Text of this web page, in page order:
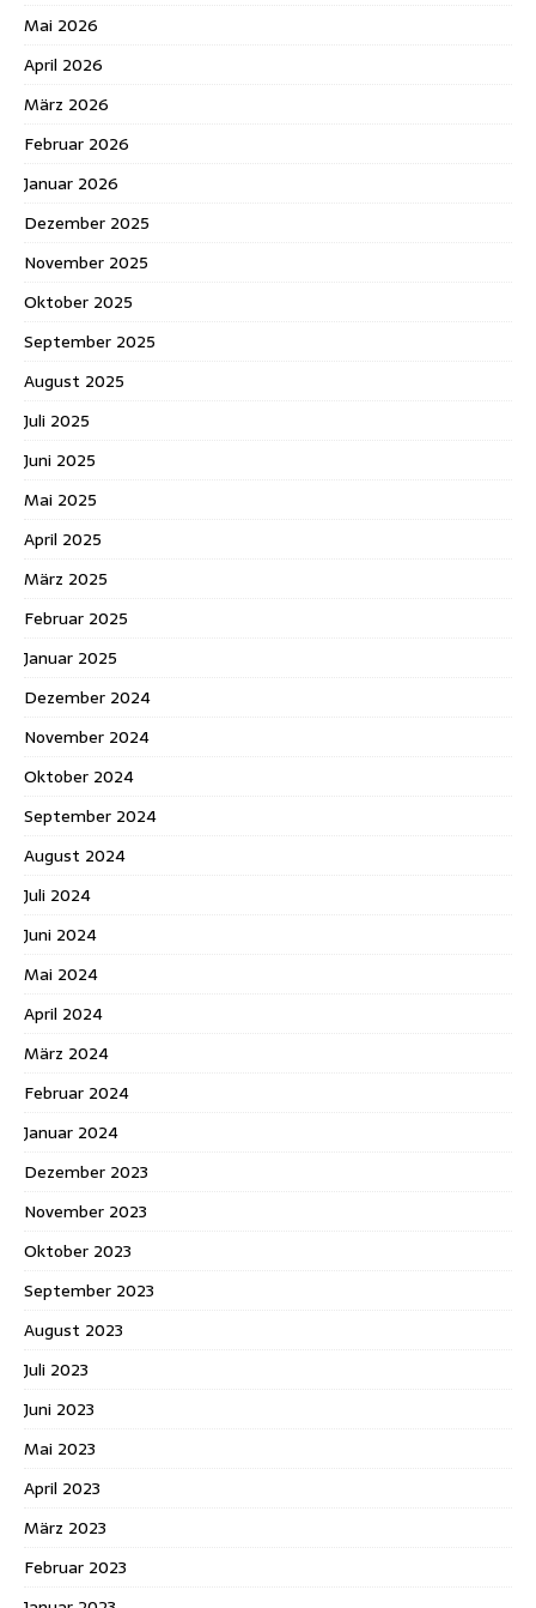
Mai 2026
April 2026
März 2026
Februar 2026
Januar 2026
Dezember 2025
November 2025
Oktober 2025
September 2025
August 2025
Juli 2025
Juni 2025
Mai 2025
April 2025
März 2025
Februar 2025
Januar 2025
Dezember 2024
November 2024
Oktober 2024
September 2024
August 2024
Juli 2024
Juni 2024
Mai 2024
April 2024
März 2024
Februar 2024
Januar 2024
Dezember 2023
November 2023
Oktober 2023
September 2023
August 2023
Juli 2023
Juni 2023
Mai 2023
April 2023
März 2023
Februar 2023